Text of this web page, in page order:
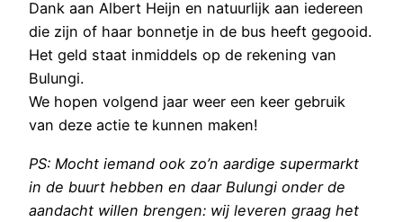
Dank aan Albert Heijn en natuurlijk aan iedereen
die zijn of haar bonnetje in de bus heeft gegooid.
Het geld staat inmiddels op de rekening van
Bulungi.
We hopen volgend jaar weer een keer gebruik
van deze actie te kunnen maken!
PS: Mocht iemand ook zo’n aardige supermarkt
in de buurt hebben en daar Bulungi onder de
aandacht willen brengen: wij leveren graag het